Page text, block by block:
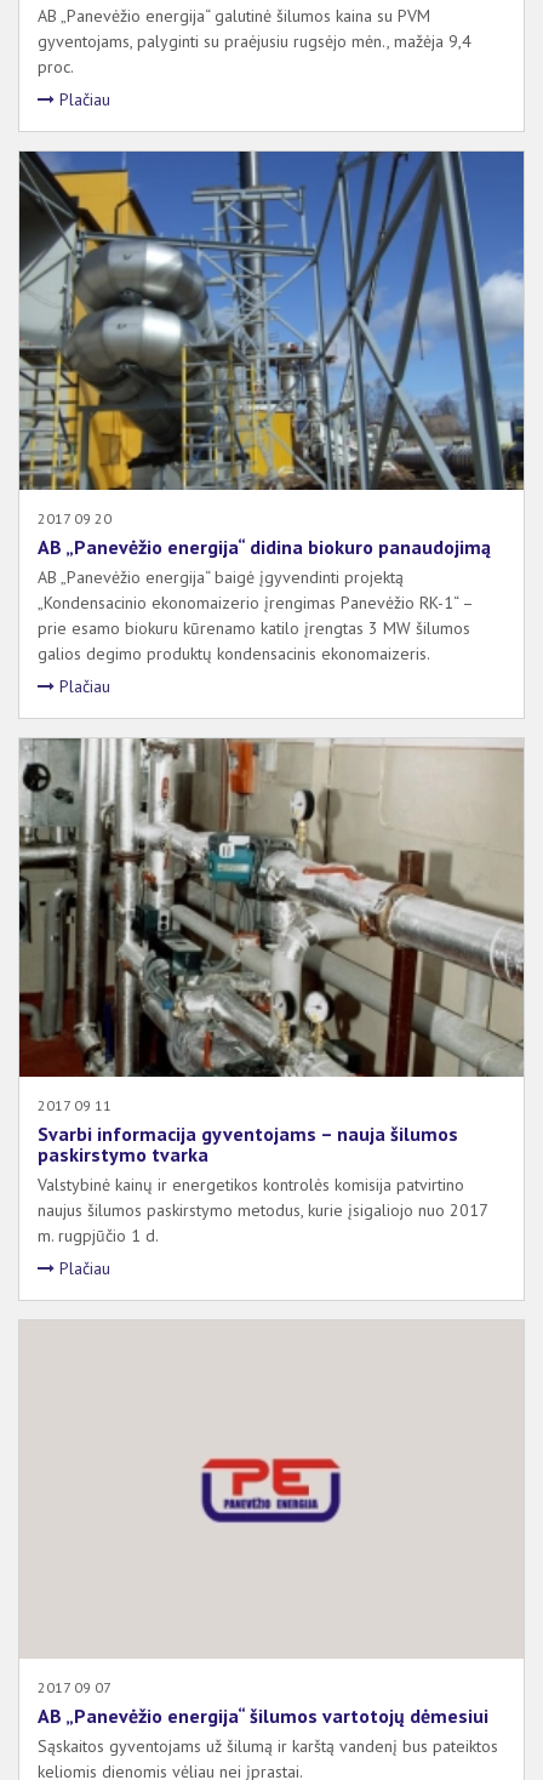
AB „Panevėžio energija“ galutinė šilumos kaina su PVM
gyventojams, palyginti su praėjusiu rugsėjo mėn., mažėja 9,4
proc.
Plačiau
2017 09 20
AB „Panevėžio energija“ didina biokuro panaudojimą
AB „Panevėžio energija“ baigė įgyvendinti projektą
„Kondensacinio ekonomaizerio įrengimas Panevėžio RK-1“ –
prie esamo biokuru kūrenamo katilo įrengtas 3 MW šilumos
galios degimo produktų kondensacinis ekonomaizeris.
Plačiau
2017 09 11
Svarbi informacija gyventojams – nauja šilumos
paskirstymo tvarka
Valstybinė kainų ir energetikos kontrolės komisija patvirtino
naujus šilumos paskirstymo metodus, kurie įsigaliojo nuo 2017
m. rugpjūčio 1 d.
Plačiau
2017 09 07
AB „Panevėžio energija“ šilumos vartotojų dėmesiui
Sąskaitos gyventojams už šilumą ir karštą vandenį bus pateiktos
keliomis dienomis vėliau nei įprastai.